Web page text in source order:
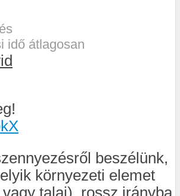
idő átlagosan
X
beszélünk,
környezeti elemet
talaj) rossz irányba